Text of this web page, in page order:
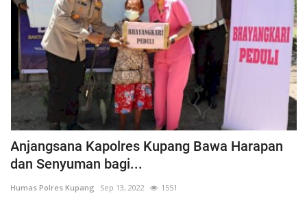
Anjangsana Kapolres Kupang Bawa Harapan
dan Senyuman bagi...
Humas Polres Kupang Sep 13, 2022 1551